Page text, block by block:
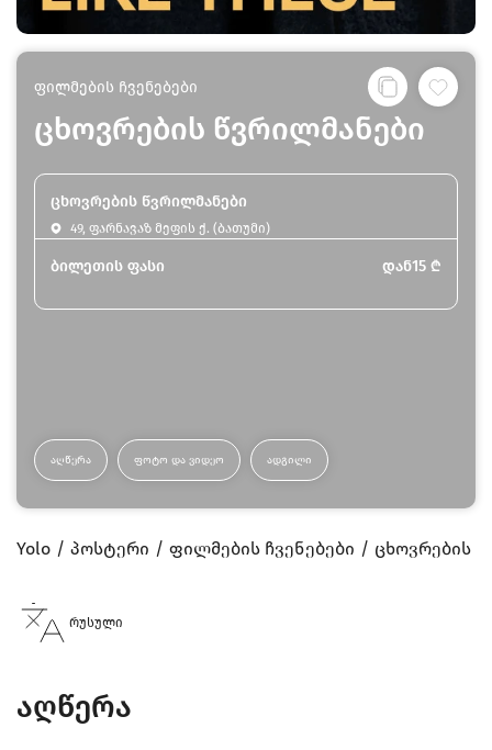
ფილმების ჩვენებები
ცხოვრების წვრილმანები
ცხოვრების წვრილმანები
49, ფარნავაზ მეფის ქ. (ბათუმი)
ბილეთის ფასი დან15 ₾
ᲐᲦᲬᲔᲠᲐ ᲤᲝᲢᲝ ᲓᲐ ᲕᲘᲓᲔᲝ ᲐᲓᲒᲘᲚᲘ
Yolo პოსტერი ფილმების ჩვენებები ცხოვრების
რუსული
აღწერა